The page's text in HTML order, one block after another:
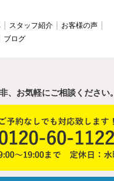
スタッフ紹介
お客様の声
ブログ
、お気軽にご相談ください。